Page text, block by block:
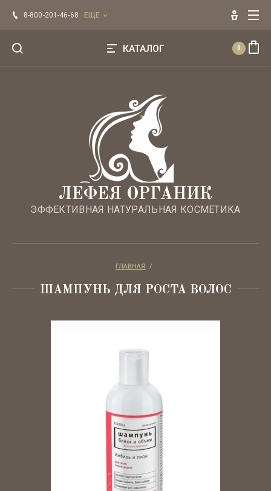
Оплата
Регистрация
8-800-201-46-68 ЕЩЕ
КАТАЛОГ
Для волос
Декоративная косметика
Для детей
Для бровей и ресниц
0
ЛЕФЕЯ ОРГАНИК
ЭФФЕКТИВНАЯ НАТУРАЛЬНАЯ КОСМЕТИКА
ГЛАВНАЯ
  /
ШАМПУНЬ ДЛЯ РОСТА ВОЛОС